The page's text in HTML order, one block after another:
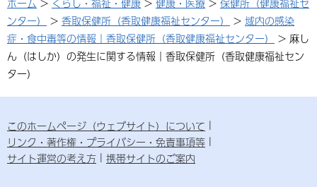
ンター）
> 香取保健所（香取健康福祉センター） > 域内の感染
症・食中毒等の情報｜香取保健所（香取健康福祉センター）
> 麻し
ん（はしか）の発生に関する情報｜香取保健所（香取健康福祉セン
ター）
このホームページ（ウェブサイト）について
リンク・著作権・プライバシー・免責事項等
サイト運営の考え方
携帯サイトのご案内